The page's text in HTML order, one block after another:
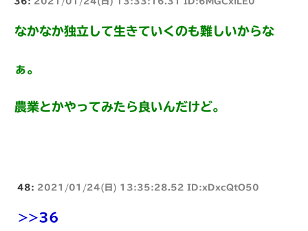
なかなか独立して生きていくのも難しいからな
ぁ。
農業とかやってみたら良いんだけど。
48: 2021/01/24(日) 13:35:28.52 ID:xDxcQtO50
>>36